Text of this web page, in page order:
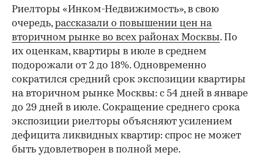
Риелторы «Инком-Недвижимость», в свою
очередь,рассказали о повышении цен на
вторичном рынке во всех районах Москвы. По
их оценкам, квартиры в июле в среднем
подорожали от 2 до 18%. Одновременно
сократился средний срок экспозиции квартиры
на вторичном рынке Москвы: с 54 дней в январе
до 29 дней в июле. Сокращение среднего срока
экспозиции риелторы объясняют усилением
дефицита ликвидных квартир: спрос не может
быть удовлетворен в полной мере.